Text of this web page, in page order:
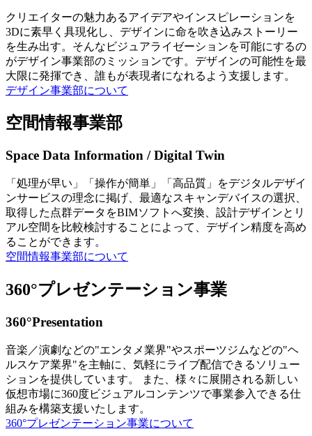
クリエイターの魅力あるアイデアやインスピレーションを
3Dに素早く具現化し、デザインに命を吹き込みストーリー
を生み出す。そんなビジュアライゼーションを可能にするの
がデザイン事業部のミッションです。デザインの可能性を最
大限に発揮でき、誰もが表現者になれるよう支援します。
デザイン事業部について
空間情報事業部
Space Data Information / Digital Twin
「処理が早い」「操作が簡単」「高品質」をデジタルデザイ
ンサービスの理念に掲げ、最適なスキャンデバイスの選択、
取得した点群データをBIMソフトへ変換、設計デザインとリ
アル空間を比較検討することによって、デザイン精度を高め
ることができます。
空間情報事業部について
360°プレゼンテーション事業
360°Presentation
音楽／演劇などの"エンタメ業界"やスポーツジムなどの"ヘ
ルスケア業界"を主軸に、気軽にライブ配信できるソリュー
ションを提供しています。 また、様々に展開される新しい
仮想市場に360度ビジュアルコンテンツで事業参入できる仕
組みを構築支援いたします。
360°プレゼンテーション事業について